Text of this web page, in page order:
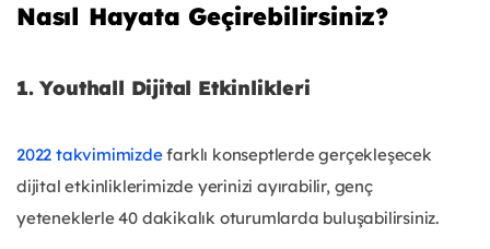
Nasıl Hayata Geçirebilirsiniz?
1. Youthall Dijital Etkinlikleri
2022 takvimimizdefarklı konseptlerde gerçekleşecek
dijital etkinliklerimizde yerinizi ayırabilir, genç
yeteneklerle 40 dakikalık oturumlarda buluşabilirsiniz.